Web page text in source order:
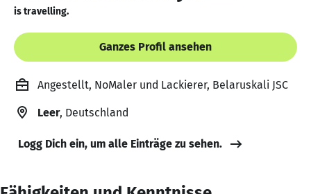
is travelling.
Ganzes Profil ansehen
Angestellt, NoMaler und Lackierer, Belaruskali JSC
Leer, Deutschland
Logg Dich ein, um alle Einträge zu sehen.